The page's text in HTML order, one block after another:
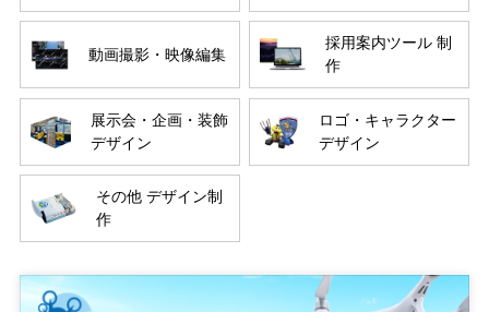
動画撮影・映像編集
採用案内ツール 制
作
展示会・企画・装飾
デザイン
ロゴ・キャラクター
デザイン
その他 デザイン制
作